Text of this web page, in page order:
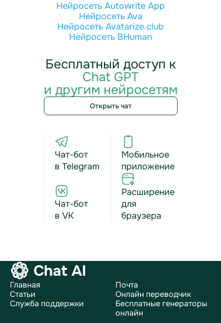
Нейросеть Autowrite App
Нейросеть Ava
Нейросеть Avatarize.club
Нейросеть BHuman
Бесплатный доступ к
Chat GPT
и другим нейросетям
Открыть чат
Чат-бот
в Telegram
Чат-бот
в VK
Мобильное
приложение
Расширение
для
браузера
Chat AI
Главная
Статьи
Служба поддержки
Почта
Онлайн переводчик
Бесплатные генераторы
онлайн